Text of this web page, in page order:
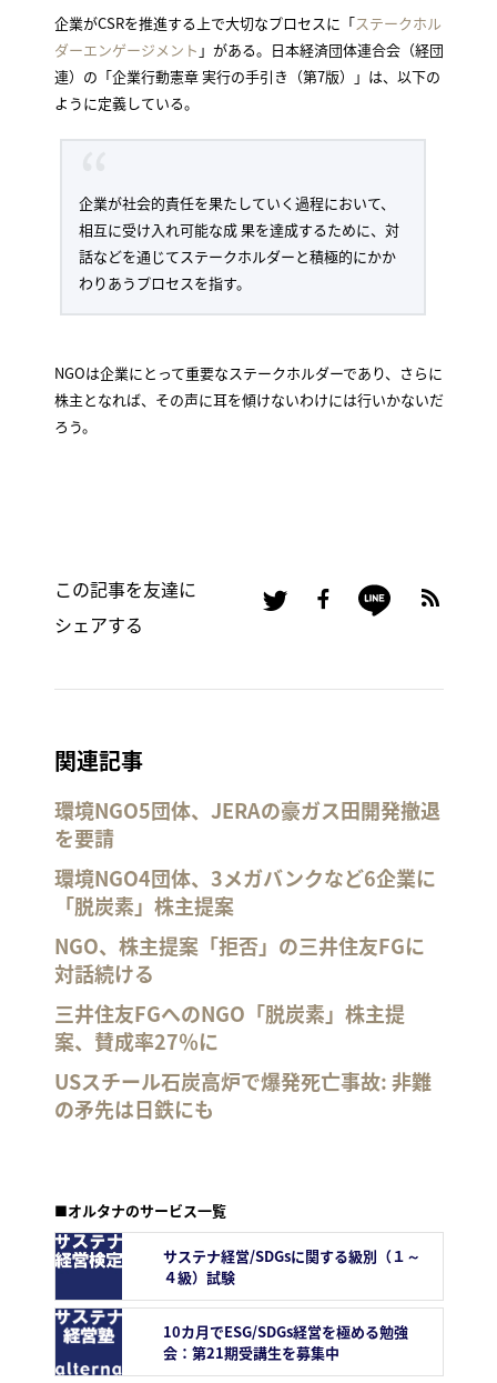
企業がCSRを推進する上で大切なプロセスに「ステークホル
ダーエンゲージメント 」がある。日本経済団体連合会（経団
連）の「企業行動憲章 実行の手引き（第7版）」は、以下の
ように定義している。
企業が社会的責任を果たしていく過程において、
相互に受け入れ可能な成 果を達成するために、対
話などを通じてステークホルダーと積極的にかか
わりあうプロセスを指す。
NGOは企業にとって重要なステークホルダーであり、さらに
株主となれば、その声に耳を傾けないわけには行いかないだ
ろう。
この記事を友達に
シェアする
関連記事
環境NGO5団体、JERAの豪ガス田開発撤退
を要請
環境NGO4団体、3メガバンクなど6企業に
「脱炭素」株主提案
NGO、株主提案「拒否」の三井住友FGに
対話続ける
三井住友FGへのNGO「脱炭素」株主提
案、賛成率27％に
USスチール石炭高炉で爆発死亡事故: 非難
の矛先は日鉄にも
■オルタナのサービス一覧
サステナ経営/SDGsに関する級別（１～
４級）試験
10カ月でESG/SDGs経営を極める勉強
会：第21期受講生を募集中